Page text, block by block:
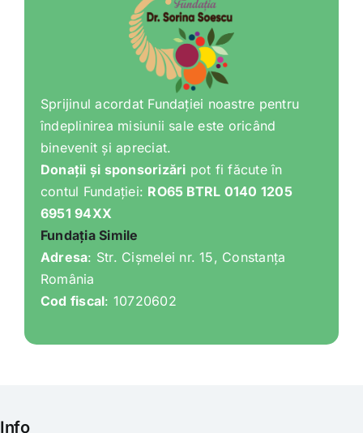
Sprijinul acordat Fundației noastre pentru
îndeplinirea misiunii sale este oricând
binevenit și apreciat.
Donații și sponsorizări pot fi făcute în
contul Fundației: RO65 BTRL 0140 1205
6951 94XX
Fundația Simile
Adresa: Str. Cișmelei nr. 15, Constanța
România
Cod fiscal: 10720602
Info